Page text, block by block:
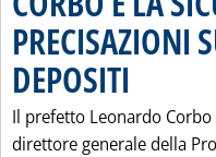
PRECISAZIONI
DEPOSITI
Il prefetto Leonardo
direttore generale della